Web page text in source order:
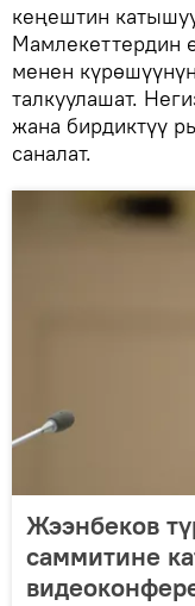
кеңештин
Мамлекеттердин
менен
талкуулашат.
жана бирдиктүү
саналат.
Жээнбеков
саммитине